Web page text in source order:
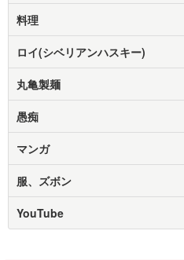
料理
ロイ(シベリアンハスキー)
丸亀製麺
愚痴
マンガ
服、ズボン
YouTube